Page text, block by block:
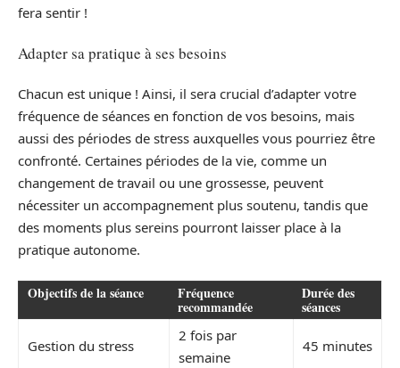
fera sentir !
Adapter sa pratique à ses besoins
Chacun est unique ! Ainsi, il sera crucial d’adapter votre
fréquence de séances en fonction de vos besoins, mais
aussi des périodes de stress auxquelles vous pourriez être
confronté. Certaines périodes de la vie, comme un
changement de travail ou une grossesse, peuvent
nécessiter un accompagnement plus soutenu, tandis que
des moments plus sereins pourront laisser place à la
pratique autonome.
Objectifs de la séance Fréquence
recommandée
Durée des
séances
Gestion du stress
2 fois par
semaine
45 minutes